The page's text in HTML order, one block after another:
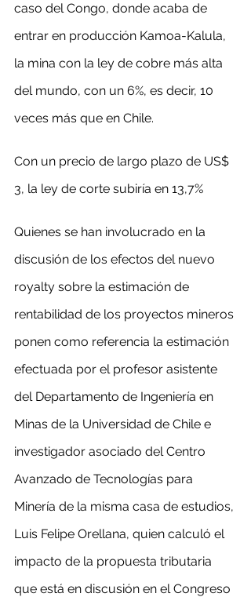
caso del Congo, donde acaba de
entrar en producción Kamoa-Kalula,
la mina con la ley de cobre más alta
del mundo, con un 6%, es decir, 10
veces más que en Chile.
Con un precio de largo plazo de US$
3, la ley de corte subiría en 13,7%
Quienes se han involucrado en la
discusión de los efectos del nuevo
royalty sobre la estimación de
rentabilidad de los proyectos mineros
ponen como referencia la estimación
efectuada por el profesor asistente
del Departamento de Ingeniería en
Minas de la Universidad de Chile e
investigador asociado del Centro
Avanzado de Tecnologías para
Minería de la misma casa de estudios,
Luis Felipe Orellana, quien calculó el
impacto de la propuesta tributaria
que está en discusión en el Congreso